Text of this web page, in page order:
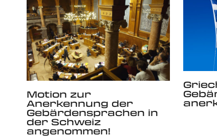
Motion zur
Anerkennung der
Gebärdensprachen in
der Schweiz
angenommen!